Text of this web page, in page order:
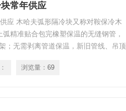
常年供应
应 木哈夫弧形隔冷块又称对鞍保冷木
精准贴合包完橡塑保温的无缝钢管，
；无需剥离管道保温，新旧管线、吊顶
主流弧形款式 180° 对半开木哈夫
浏览量： 69